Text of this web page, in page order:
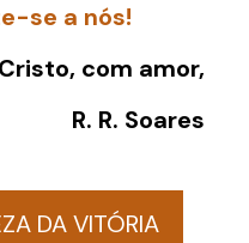
se a nós!
com amor,
R. R. Soares
DA VITÓRIA